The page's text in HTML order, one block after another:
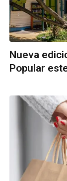
Nueva
Popular